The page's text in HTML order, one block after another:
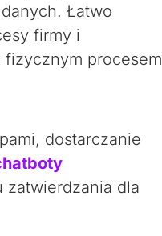
Łatwo
firmy i
fizycznym procesem
dostarczanie
zatwierdzania dla